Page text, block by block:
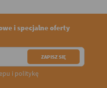
i specjalne oferty
i politykę